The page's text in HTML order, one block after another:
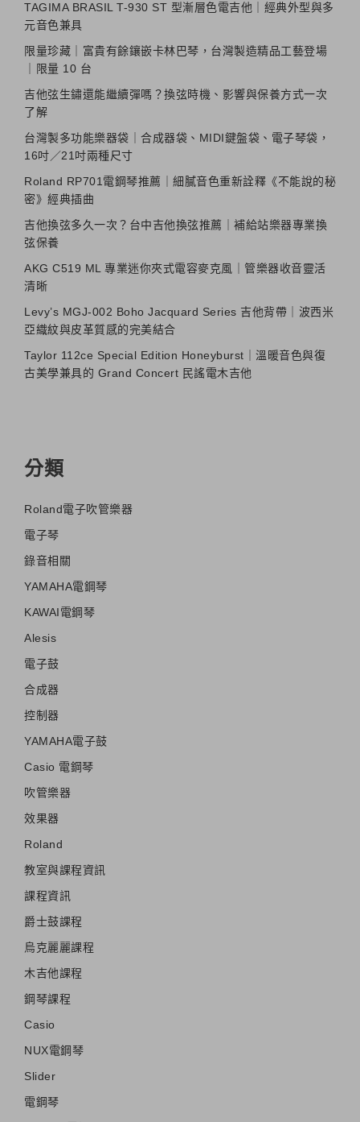
TAGIMA BRASIL T-930 ST 型漸層色電吉他｜經典外型與多
元音色兼具
限量珍藏｜富貴有餘鑲嵌卡林巴琴，台灣製造精品工藝登場
｜限量 10 台
吉他弦生鏽還能繼續彈嗎？換弦時機、影響與保養方式一次
了解
台灣製多功能樂器袋｜合成器袋、MIDI鍵盤袋、電子琴袋，
16吋／21吋兩種尺寸
Roland RP701電鋼琴推薦｜細膩音色重新詮釋《不能說的秘
密》經典插曲
吉他換弦多久一次？台中吉他換弦推薦｜補給站樂器專業換
弦保養
AKG C519 ML 專業迷你夾式電容麥克風｜管樂器收音靈活
清晰
Levy’s MGJ-002 Boho Jacquard Series 吉他背帶｜波西米
亞織紋與皮革質感的完美結合
Taylor 112ce Special Edition Honeyburst｜溫暖音色與復
古美學兼具的 Grand Concert 民謠電木吉他
分類
Roland電子吹管樂器
電子琴
錄音相關
YAMAHA電鋼琴
KAWAI電鋼琴
Alesis
電子鼓
合成器
控制器
YAMAHA電子鼓
Casio 電鋼琴
吹管樂器
效果器
Roland
教室與課程資訊
課程資訊
爵士鼓課程
烏克麗麗課程
木吉他課程
鋼琴課程
Casio
NUX電鋼琴
Slider
電鋼琴